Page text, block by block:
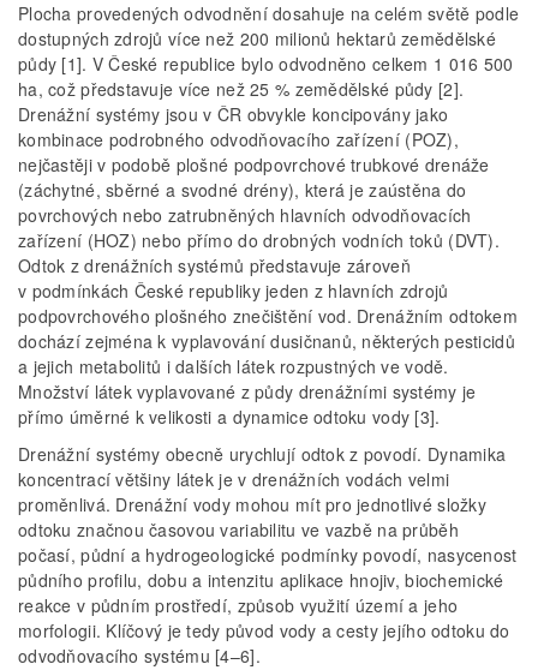
Plocha provedených odvodnění dosahuje na celém světě podle
dostupných zdrojů více než 200 milionů hektarů zemědělské
půdy [1]. V České republice bylo odvodněno celkem 1 016 500
ha, což představuje více než 25 % zemědělské půdy [2].
Drenážní systémy jsou v ČR obvykle koncipovány jako
kombinace podrobného odvodňovacího zařízení (POZ),
nejčastěji v podobě plošné podpovrchové trubkové drenáže
(záchytné, sběrné a svodné drény), která je zaústěna do
povrchových nebo zatrubněných hlavních odvodňovacích
zařízení (HOZ) nebo přímo do drobných vodních toků (DVT).
Odtok z drenážních systémů představuje zároveň
v podmínkách České republiky jeden z hlavních zdrojů
podpovrchového plošného znečištění vod. Drenážním odtokem
dochází zejména k vyplavování dusičnanů, některých pesticidů
a jejich metabolitů i dalších látek rozpustných ve vodě.
Množství látek vyplavované z půdy drenážními systémy je
přímo úměrné k velikosti a dynamice odtoku vody [3].
Drenážní systémy obecně urychlují odtok z povodí. Dynamika
koncentrací většiny látek je v drenážních vodách velmi
proměnlivá. Drenážní vody mohou mít pro jednotlivé složky
odtoku značnou časovou variabilitu ve vazbě na průběh
počasí, půdní a hydrogeologické podmínky povodí, nasycenost
půdního profilu, dobu a intenzitu aplikace hnojiv, biochemické
reakce v půdním prostředí, způsob využití území a jeho
morfologii. Klíčový je tedy původ vody a cesty jejího odtoku do
odvodňovacího systému [4–6].